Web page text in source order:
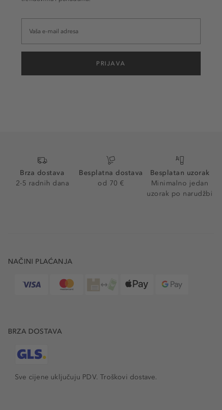
PRIJAVA
Brza dostava
2-5 radnih dana
Besplatna dostava
od 70 €
Besplatan uzorak
Minimalno jedan
uzorak po narudžbi
NAČINI PLAĆANJA
BRZA DOSTAVA
Sve cijene uključuju PDV.Troškovi dostave.